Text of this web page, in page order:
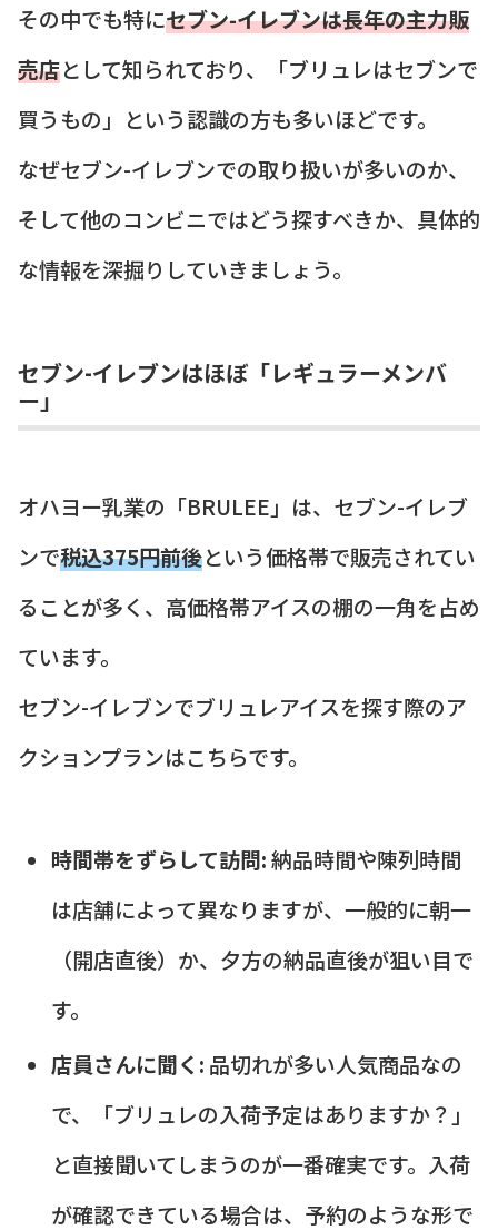
その中でも特にセブン-イレブンは長年の主力販
売店として知られており、「ブリュレはセブンで
買うもの」という認識の方も多いほどです。
なぜセブン-イレブンでの取り扱いが多いのか、
そして他のコンビニではどう探すべきか、具体的
な情報を深掘りしていきましょう。
セブン-イレブンはほぼ「レギュラーメンバ
ー」
オハヨー乳業の「BRULEE」は、セブン-イレブ
ンで税込375円前後という価格帯で販売されてい
ることが多く、高価格帯アイスの棚の一角を占め
ています。
セブン-イレブンでブリュレアイスを探す際のア
クションプランはこちらです。
時間帯をずらして訪問:納品時間や陳列時間
は店舗によって異なりますが、一般的に朝一
（開店直後）か、夕方の納品直後が狙い目で
す。
店員さんに聞く: 品切れが多い人気商品なの
で、「ブリュレの入荷予定はありますか？」
と直接聞いてしまうのが一番確実です。入荷
が確認できている場合は、予約のような形で